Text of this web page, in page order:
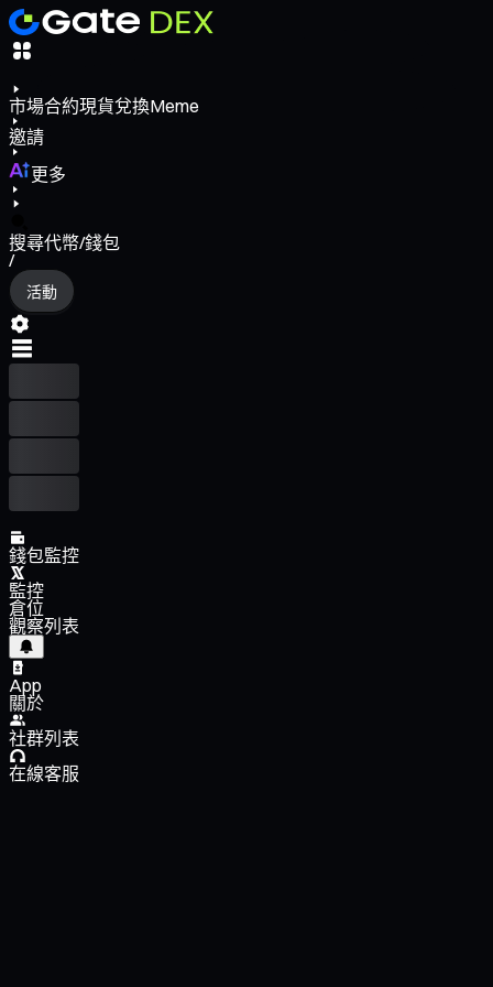
市場合約現貨兌換Meme
邀請
更多
搜尋代幣/錢包
/
活動
錢包監控
監控
倉位
觀察列表
App
關於
社群列表
在線客服